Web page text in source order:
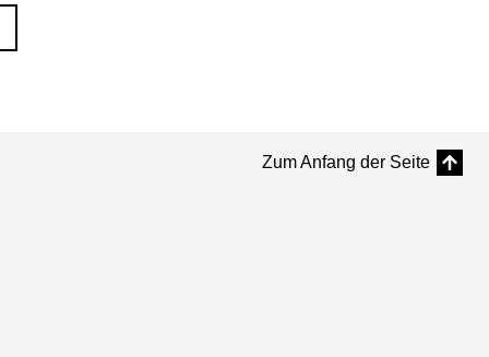
Zum Anfang der Seite